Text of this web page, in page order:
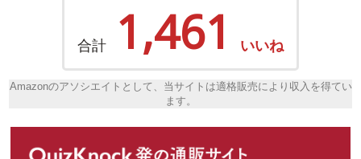
合計 1,461 いいね
Amazonのアソシエイトとして、当サイトは適格販売により収入を得てい
ます。